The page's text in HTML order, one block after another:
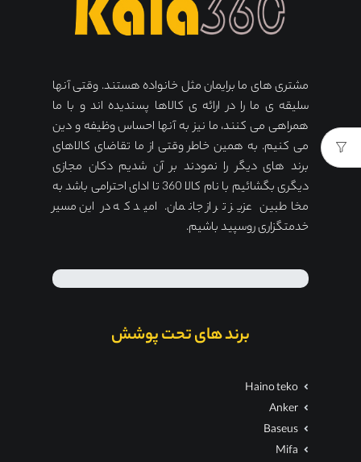
مشتری های ما برایمان مثل خانواده هستند. وقتی آنها
سلیقه ی ما را در ارائه ی کالاها پسندیده اند و با ما
همراهی می کنند، ما نیز به آنها احساس وظیفه و دین
می کنیم. به همین خاطر وقتی از ما تقاضای کالاهای
برند های دیگر را نمودند بر آن شدیم دکان مجازی
دیگری بگشائیم با نام کالا 360 تا ادای احترامی باشد به
مخاطبین عزیز تر از جانمان. امید که در این مسیر
خدمتگزاری روسپید باشیم.
برند های تحت پوشش
Haino teko
Anker
Baseus
Mifa